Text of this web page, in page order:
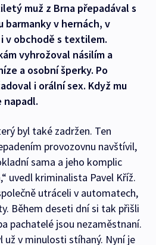
muž z Brna přepadával s
barmanky v hernách, v
v obchodě s textilem.
vyhrožoval násilím a
a osobní šperky. Po
i orální sex. Když mu
napadl.
byl také zadržen. Ten
provozovnu navštívil,
sama a jeho komplic
uvedl kriminalista Pavel Kříž.
utráceli v automatech,
Během deseti dní si tak přišli
pachatelé jsou nezaměstnaní.
už v minulosti stíhaný. Nyní je